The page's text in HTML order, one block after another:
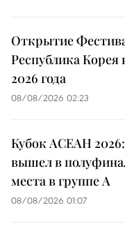
Открытие
Республика Корея
2026 года
08/08/2026 02:23
Кубок АСЕАН
вышел в
места в группе A
08/08/2026 01:07